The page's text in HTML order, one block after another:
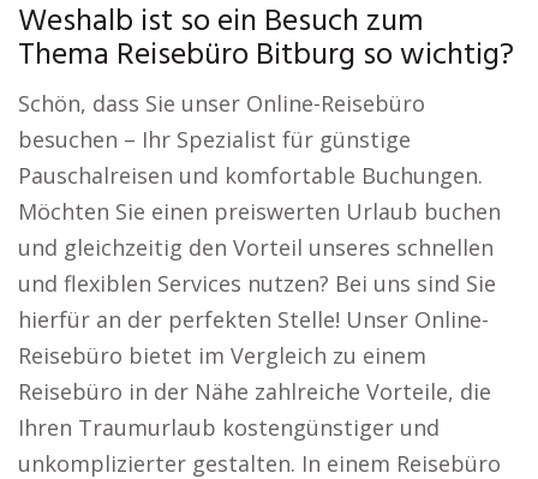
Weshalb ist so ein Besuch zum
Thema Reisebüro Bitburg so wichtig?
Schön, dass Sie unser Online-Reisebüro
besuchen – Ihr Spezialist für günstige
Pauschalreisen und komfortable Buchungen.
Möchten Sie einen preiswerten Urlaub buchen
und gleichzeitig den Vorteil unseres schnellen
und flexiblen Services nutzen? Bei uns sind Sie
hierfür an der perfekten Stelle! Unser Online-
Reisebüro bietet im Vergleich zu einem
Reisebüro in der Nähe zahlreiche Vorteile, die
Ihren Traumurlaub kostengünstiger und
unkomplizierter gestalten. In einem Reisebüro